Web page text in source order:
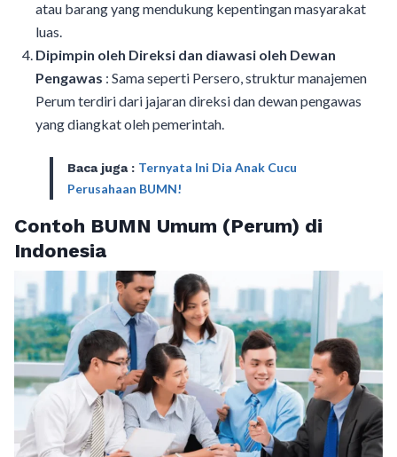
atau barang yang mendukung kepentingan masyarakat
luas.
Dipimpin oleh Direksi dan diawasi oleh Dewan
Pengawas : Sama seperti Persero, struktur manajemen
Perum terdiri dari jajaran direksi dan dewan pengawas
yang diangkat oleh pemerintah.
Baca juga : Ternyata Ini Dia Anak Cucu
Perusahaan BUMN!
Contoh BUMN Umum (Perum) di
Indonesia